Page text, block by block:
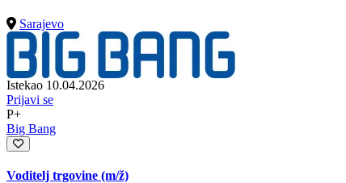
Sarajevo
Istekao 10.04.2026
Prijavi se
P+
Big Bang
Voditelj trgovine (m/ž)